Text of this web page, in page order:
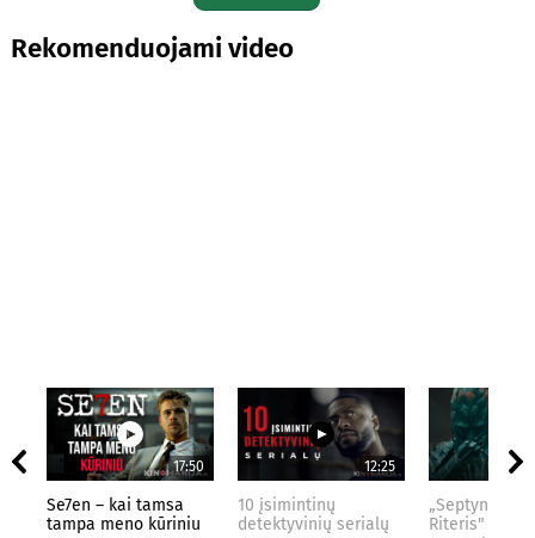
Rekomenduojami video
17:50
Se7en – kai tamsa
tampa meno kūriniu
12:25
10 įsimintinų
detektyvinių serialų
„Septynių
Riteris" – kai